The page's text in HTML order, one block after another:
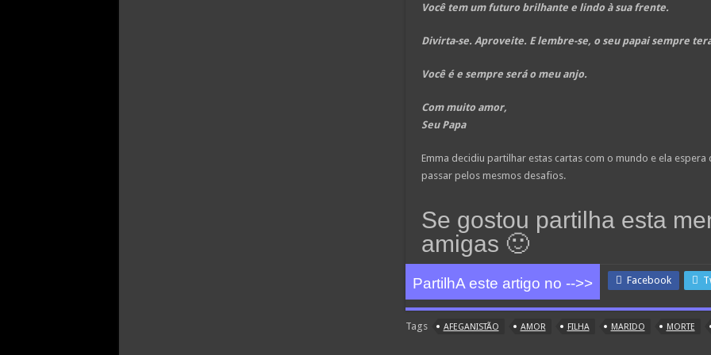
Você tem um futuro brilhante e lindo à sua frente.
Divirta-se. Aproveite. E lembre-se, o seu papai sempre
Você é e sempre será o meu anjo.
Com muito amor,
Seu Papa
Emma decidiu partilhar estas cartas com o mundo e ela
passar pelos mesmos desafios.
Se gostou partilha esta
amigas 🙂
PartilhA este artigo no -->> Facebook
Tags AFEGANISTÃO AMOR FILHA MARIDO MORTE